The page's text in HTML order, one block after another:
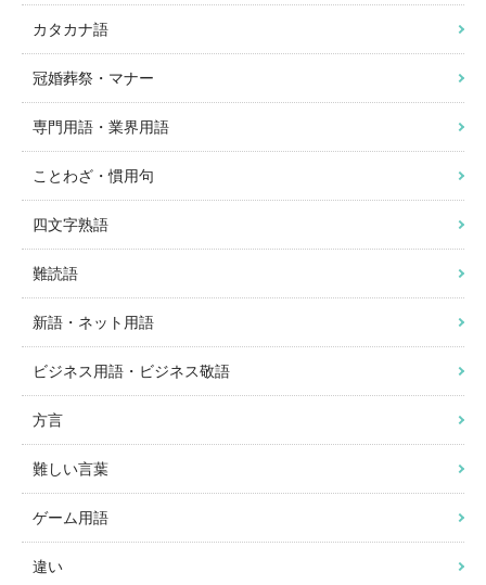
カタカナ語
冠婚葬祭・マナー
専門用語・業界用語
ことわざ・慣用句
四文字熟語
難読語
新語・ネット用語
ビジネス用語・ビジネス敬語
方言
難しい言葉
ゲーム用語
違い